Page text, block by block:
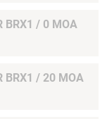
BRX1 / 0 MOA
BRX1 / 20 MOA